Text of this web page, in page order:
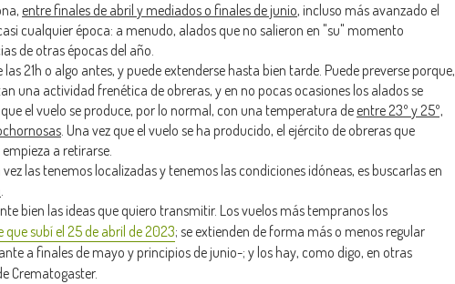
entre finales de abril y mediados o finales de junio, incluso más avanzado el
cualquier época: a menudo, alados que no salieron en "su" momento
de otras épocas del año.
las 21h o algo antes, y puede extenderse hasta bien tarde. Puede preverse porque,
una actividad frenética de obreras, y en no pocas ocasiones los alados se
el vuelo se produce, por lo normal, con una temperatura de entre 23º y 25º,
. Una vez que el vuelo se ha producido, el ejército de obreras que
a retirarse.
las tenemos localizadas y tenemos las condiciones idóneas, es buscarlas en
.
bien las ideas que quiero transmitir. Los vuelos más tempranos los
que subí el 25 de abril de 2023; se extienden de forma más o menos regular
a finales de mayo y principios de junio-; y los hay, como digo, en otras
Crematogaster.